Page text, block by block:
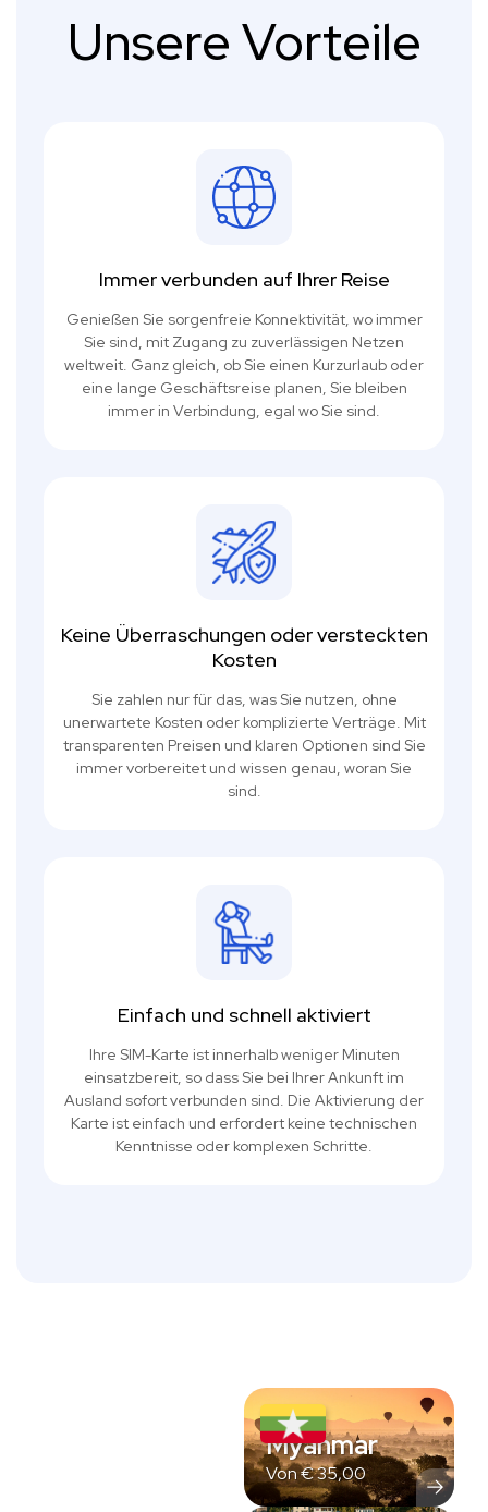
Unsere Vorteile
Immer verbunden auf Ihrer Reise
Genießen Sie sorgenfreie Konnektivität, wo immer
Sie sind, mit Zugang zu zuverlässigen Netzen
weltweit. Ganz gleich, ob Sie einen Kurzurlaub oder
eine lange Geschäftsreise planen, Sie bleiben
immer in Verbindung, egal wo Sie sind.
Keine Überraschungen oder versteckten
Kosten
Sie zahlen nur für das, was Sie nutzen, ohne
unerwartete Kosten oder komplizierte Verträge. Mit
transparenten Preisen und klaren Optionen sind Sie
immer vorbereitet und wissen genau, woran Sie
sind.
Einfach und schnell aktiviert
Ihre SIM-Karte ist innerhalb weniger Minuten
einsatzbereit, so dass Sie bei Ihrer Ankunft im
Ausland sofort verbunden sind. Die Aktivierung der
Karte ist einfach und erfordert keine technischen
Kenntnisse oder komplexen Schritte.
Myanmar
Von€35,00